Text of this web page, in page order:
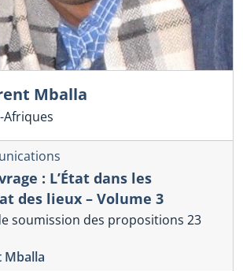
Mballa
Afriques
: L’État dans les
des lieux – Volume 3
soumission des propositions 23
Mballa